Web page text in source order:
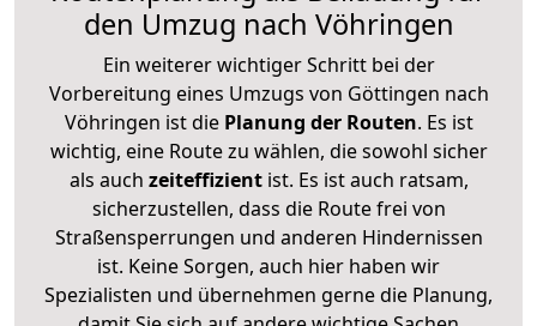
den Umzug nach Vöhringen
Ein weiterer wichtiger Schritt bei der
Vorbereitung eines Umzugs von Göttingen nach
Vöhringen ist diePlanung der Routen. Es ist
wichtig, eine Route zu wählen, die sowohl sicher
als auch zeiteffizientist. Es ist auch ratsam,
sicherzustellen, dass die Route frei von
Straßensperrungen und anderen Hindernissen
ist. Keine Sorgen, auch hier haben wir
Spezialisten und übernehmen gerne die Planung,